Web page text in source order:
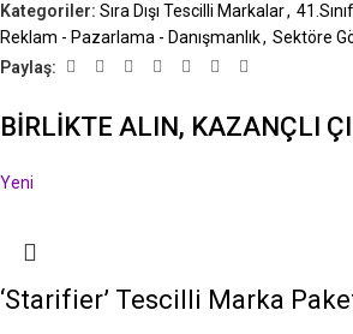
Kategoriler: Sıra Dışı Tescilli Markalar, 41.Sınıf
Reklam - Pazarlama - Danışmanlık, Sektöre
Paylaş:
BİRLİKTE ALIN, KAZANÇLI
Yeni
‘Starifier’ Tescilli Marka